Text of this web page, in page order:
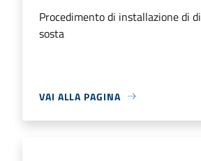
Procedimento di installazione di
sosta
VAI ALLA PAGINA